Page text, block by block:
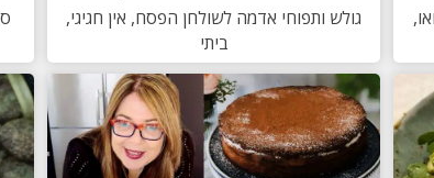
גולש ותפוחי אדמה לשולחן הפסח, אין חגיגי,
ביתי